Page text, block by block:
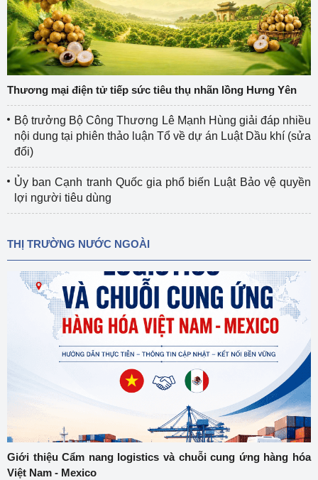
Thương mại điện tử tiếp sức tiêu thụ nhãn lồng Hưng Yên
Bộ trưởng Bộ Công Thương Lê Mạnh Hùng giải đáp nhiều
nội dung tại phiên thảo luận Tổ về dự án Luật Dầu khí (sửa
đổi)
Ủy ban Cạnh tranh Quốc gia phổ biến Luật Bảo vệ quyền
lợi người tiêu dùng
THỊ TRƯỜNG NƯỚC NGOÀI
Giới thiệu Cẩm nang logistics và chuỗi cung ứng hàng hóa
Việt Nam - Mexico